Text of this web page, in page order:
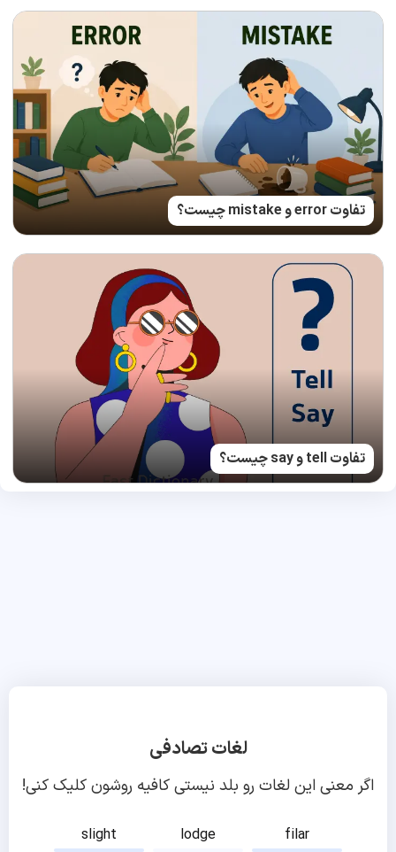
تفاوت error و mistake چیست؟
تفاوت tell و say چیست؟
لغات تصادفی
اگر معنی این لغات رو بلد نیستی کافیه روشون کلیک کنی!
slight lodge
filar